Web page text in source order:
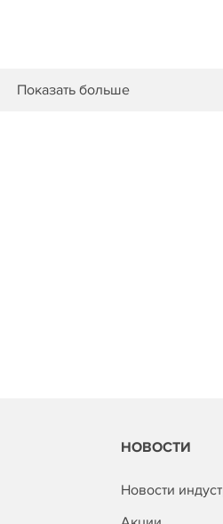
Показать больше
НОВОСТИ
Новости